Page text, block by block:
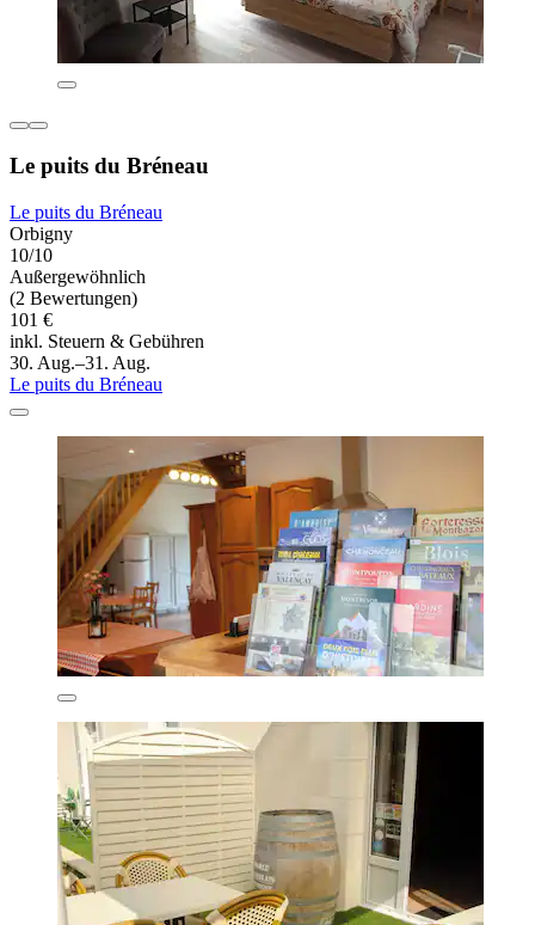
Le puits du Bréneau
Le puits du Bréneau
Orbigny
10/10
Außergewöhnlich
(2 Bewertungen)
101 €
inkl. Steuern & Gebühren
30. Aug.–31. Aug.
Le puits du Bréneau